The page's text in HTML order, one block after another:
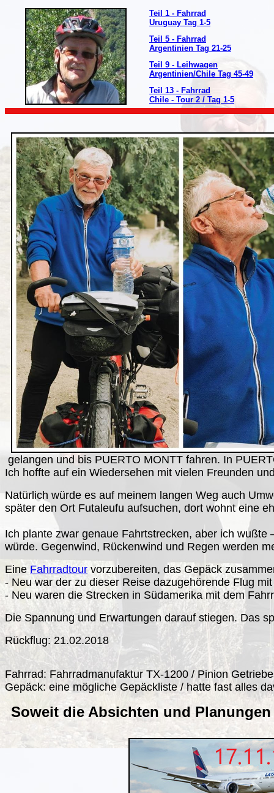
Teil 1 - Fahrrad
Uruguay Tag 1-5
Teil 5 - Fahrrad
Argentinien Tag 21-25
Teil 9 - Leihwagen
Argentinien/Chile Tag 45-49
Teil 13 - Fahrrad
Chile - Tour 2 / Tag 1-5
gelangen und bis PUERTO MONTT fahren. In
Ich hoffte auf ein Wiedersehen mit vielen Freunden
Natürlich würde es auf meinem langen Weg auch
später den Ort Futaleufu aufsuchen, dort wohnt eine
Ich plante zwar genaue Fahrtstrecken, aber ich
würde. Gegenwind, Rückenwind und Regen werden
Eine Fahrradtourvorzubereiten, das Gepäck
- Neu war der zu dieser Reise dazugehörende Flug
- Neu waren die Strecken in Südamerika mit dem
Die Spannung und Erwartungen darauf stiegen. Das
Rückflug: 21.02.2018
Fahrrad: Fahrradmanufaktur TX-1200 / Pinion
Gepäck: eine mögliche Gepäckliste / hatte fast alles
Soweit die Absichten und